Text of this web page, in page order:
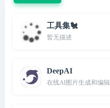
工具集🐔
暂无描述
DeepAI
在线AI图片生成和编辑